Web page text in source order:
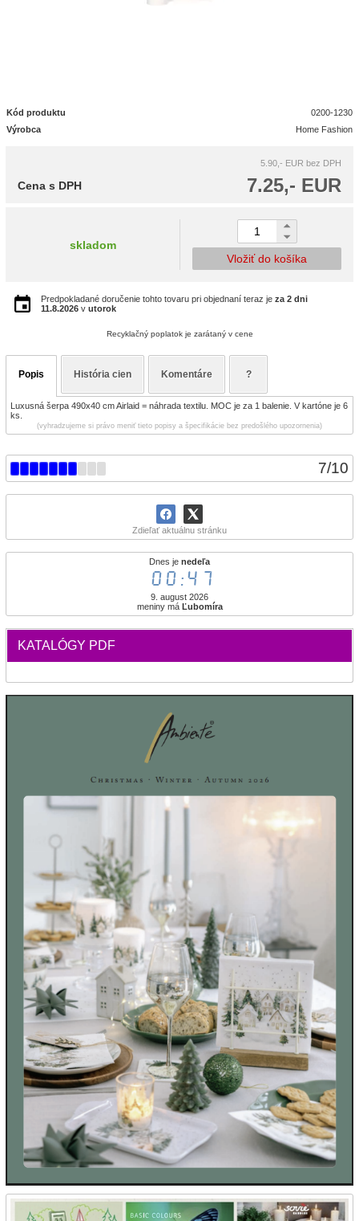
7/10
Zdieľať aktuálnu stránku
Dnes je nedeľa
00:48
9. august 2026
meniny má Ľubomíra
KATALÓGY PDF
Kód produktu
0200-1230
Výrobca
Home Fashion
5.90,- EUR bez DPH
7.25,- EUR
Cena s DPH
skladom
Vložiť do košíka
Predpokladané doručenie tohto tovaru pri objednaní teraz je za 2 dni
11.8.2026 v utorok
Recyklačný poplatok je zarátaný v cene
Popis História cien Komentáre ?
Luxusná šerpa 490x40 cm Airlaid = náhrada textilu. MOC je za 1 balenie. V kartóne je 6
ks.
(vyhradzujeme si právo meniť tieto popisy a špecifikácie bez predošlého upozornenia)